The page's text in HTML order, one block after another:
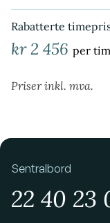
Rabatterte
kr 2 456 per
Priser inkl. mva.
Sentralbord
22 40 23